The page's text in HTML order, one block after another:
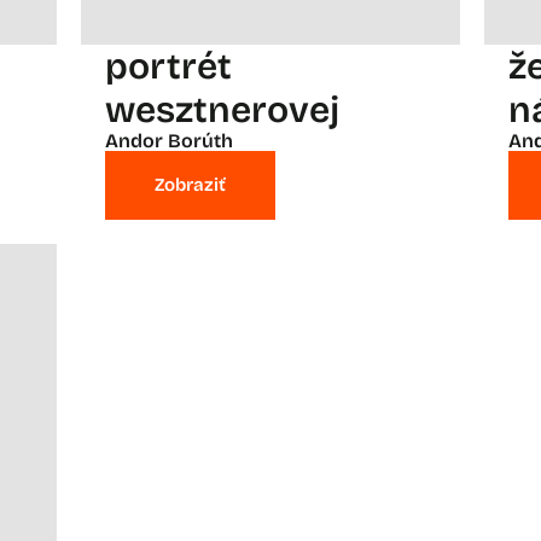
portrét
wesztnerovej
Andor Borúth
Zobraziť